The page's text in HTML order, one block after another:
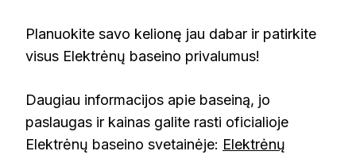
Planuokite savo kelionę jau dabar ir patirkite
visus Elektrėnų baseino privalumus!
Daugiau informacijos apie baseiną, jo
paslaugas ir kainas galite rasti oficialioje
Elektrėnų baseino svetainėje: Elektrėnų